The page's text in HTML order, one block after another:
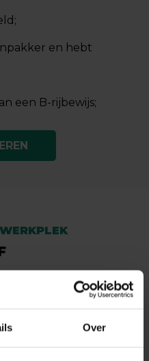
Over
en hebt
een B-rijbewijs;
in de regio